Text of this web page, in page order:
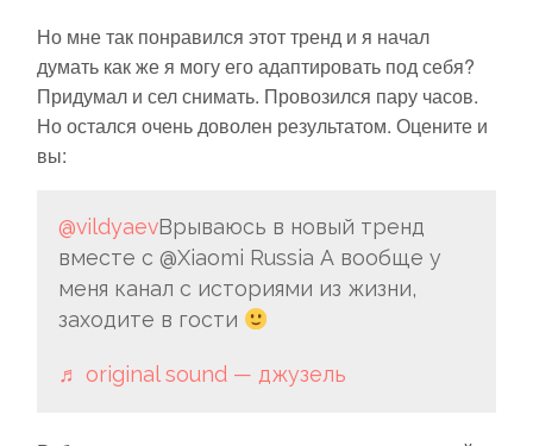
Но мне так понравился этот тренд и я начал
думать как же я могу его адаптировать под себя?
Придумал и сел снимать. Провозился пару часов.
Но остался очень доволен результатом. Оцените и
вы:
@vildyaevВрываюсь в новый тренд
вместе с @Xiaomi Russia А вообще у
меня канал с историями из жизни,
заходите в гости
♬ original sound — джузель